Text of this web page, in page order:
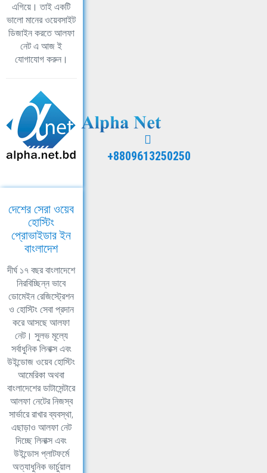
এগিয়ে। তাই একটি
ভালো মানের ওয়েবসাইট
ডিজাইন করতে আলফা
নেট এ আজ ই
যোগাযোগ করুন।
+8809613250250
দেশের সেরা ওয়েব
হোস্টিং
প্রোভাইডার ইন
বাংলাদেশ
দীর্ঘ ১৭ বছর বাংলাদেশে
নিরবিচ্ছিন্ন ভাবে
ডোমেইন রেজিস্ট্রেশন
ও হোস্টিং সেবা প্রদান
করে আসছে আলফা
নেট। সুলভ মূল্যে
সর্বাধুনিক লিনাক্স এবং
উইন্ডোজ ওয়েব হোস্টিং
আমেরিকা অথবা
বাংলাদেশের ডাটাসেন্টারে
আলফা নেটের নিজস্ব
সার্ভারে রাখার ব্যবস্থা,
এছাড়াও আলফা নেট
দিচ্ছে লিনাক্স এবং
উইন্ডোস প্লাটফর্মে
অত্যাধুনিক ভার্চুয়াল